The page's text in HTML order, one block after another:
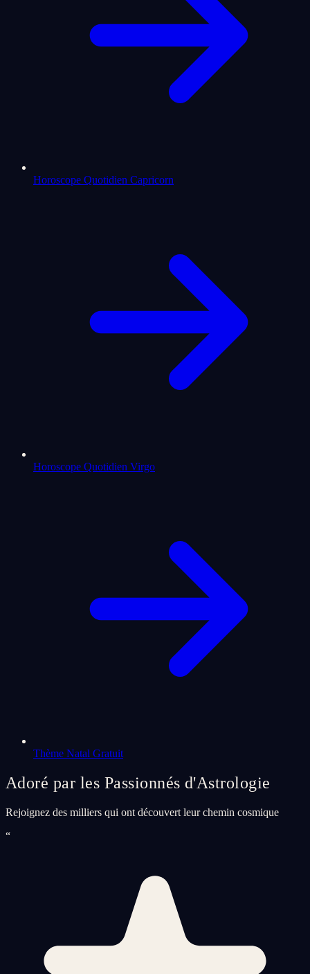
Horoscope Quotidien Capricorn
Horoscope Quotidien Virgo
Thème Natal Gratuit
Adoré par les Passionnés d'Astrologie
Rejoignez des milliers qui ont découvert leur chemin cosmique
“